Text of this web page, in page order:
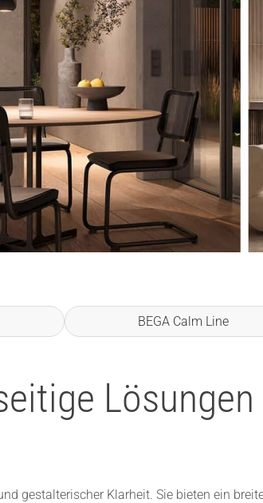
BEGA Calm Line
gestalterischer Klarheit. Sie bieten ein